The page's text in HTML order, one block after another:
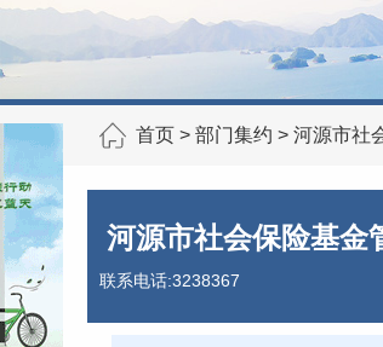
首页 > 部门集约 > 河源市社
河源市社会保险基金
联系电话:3238367